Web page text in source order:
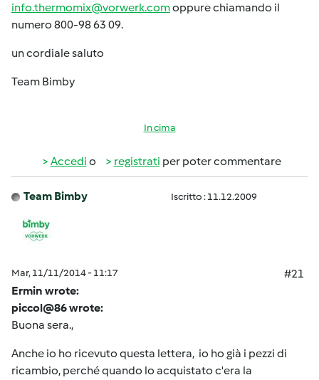
info.thermomix@vorwerk.comoppure chiamando il
numero 800-98 63 09.
un cordiale saluto
Team Bimby
In cima
Accedi o registrati per poter commentare
Team Bimby Iscritto : 11.12.2009
Mar, 11/11/2014 - 11:17
#21
Ermin wrote:
piccol@86 wrote:
Buona sera.,
Anche io ho ricevuto questa lettera, io ho già i pezzi di
ricambio, perché quando lo acquistato c'era la